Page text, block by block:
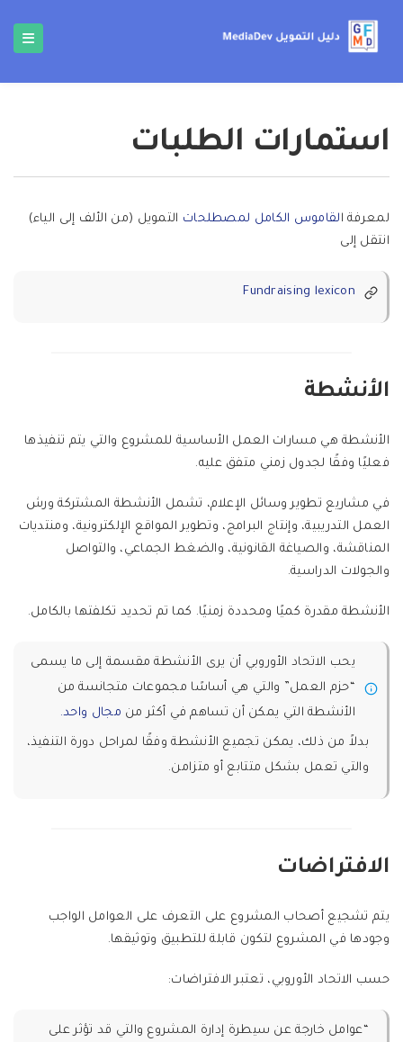
استمارات الطلبات
لمعرفة ا لقاموس الكامل لمصطلحات التمويل (من الألف إلى الياء)
انتقل إلى
Fundraising lexicon
الأنشطة
الأنشطة هي مسارات العمل الأساسية للمشروع والتي يتم تنفيذها
فعليًا وفقًا لجدول زمني متفق عليه.
في مشاريع تطوير وسائل الإعلام، تشمل الأنشطة المشتركة ورش
العمل التدريبية، وإنتاج البرامج، وتطوير المواقع الإلكترونية، ومنتديات
المناقشة، والصياغة القانونية، والضغط الجماعي، والتواصل
والجولات الدراسية.
الأنشطة مقدرة كميًا ومحددة زمنيًا. كما تم تحديد تكلفتها بالكامل.
يحب الاتحاد الأوروبي أن يرى الأنشطة مقسمة إلى ما يسمى
“حزم العمل” والتي هي أساسًا مجموعات متجانسة من
الأنشطة التي يمكن أن تساهم في أكثر من مجال واحد.
بدلاً من ذلك، يمكن تجميع الأنشطة وفقًا لمراحل دورة التنفيذ،
والتي تعمل بشكل متتابع أو متزامن.
الافتراضات
يتم تشجيع أصحاب المشروع على التعرف على العوامل الواجب
وجودها في المشروع لتكون قابلة للتطبيق وتوثيقها.
حسب الاتحاد الأوروبي، تعتبر الافتراضات:
“عوامل خارجة عن سيطرة إدارة المشروع والتي قد تؤثر على